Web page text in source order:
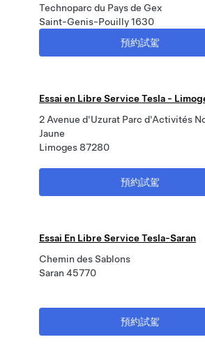
Technoparc du Pays de Gex
Saint-Genis-Pouilly 1630
預約試駕
Essai en Libre Service Tesla -
2 Avenue d'Uzurat Parc d'Activités
Jaune
Limoges 87280
預約試駕
Essai En Libre Service Tesla-Saran
Chemin des Sablons
Saran 45770
預約試駕